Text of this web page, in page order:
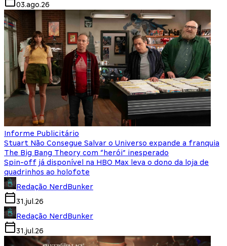
03.ago.26
Informe Publicitário
Stuart Não Consegue Salvar o Universo expande a franquia
The Big Bang Theory com “herói” inesperado
Spin-off já disponível na HBO Max leva o dono da loja de
quadrinhos ao holofote
Redação NerdBunker
31.jul.26
Redação NerdBunker
31.jul.26